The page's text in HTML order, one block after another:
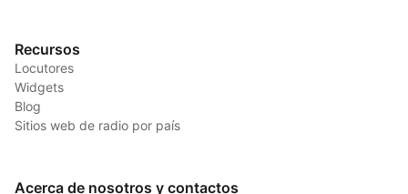
Recursos
Locutores
Widgets
Blog
Sitios web de radio por país
Acerca de nosotros y contactos